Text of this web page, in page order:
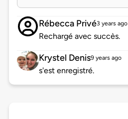
Rébecca Privé3 years ago
Rechargé avec succès.
Krystel Denis9 years ago
s'est enregistré.